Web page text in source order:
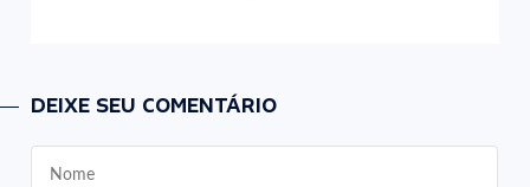
DEIXE SEU COMENTÁRIO